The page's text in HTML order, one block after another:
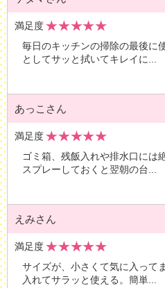
満足度
毎日のキッチンの掃除の最後に
としてサッと拭いてキレイに
あっこさん
満足度
ゴミ箱、残飯入れや排水口には
スプレーしておくと翌朝の台
えみさん
満足度
サイズが、小さくて気に入って
入れてサラッと使える。簡単...